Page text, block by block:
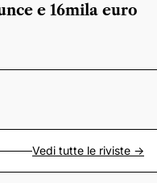
e 16mila euro
Vedi tutte le riviste ->